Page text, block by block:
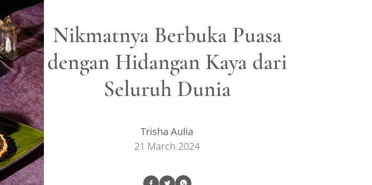
Nikmatnya Berbuka Puasa
dengan Hidangan Kaya dari
Seluruh Dunia
Trisha Aulia
21 March 2024